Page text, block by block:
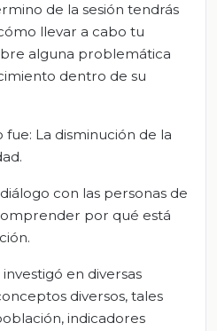
de la sesión tendrás
llevar a cabo tu
alguna problemática
dentro de su
La disminución de la
con las personas de
por qué está
en diversas
diversos, tales
indicadores